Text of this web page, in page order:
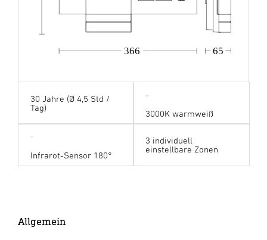
366 65
30 Jahre (Ø 4,5 Std /
Tag)
3000K warmweiß
Infrarot-Sensor 180°
3 individuell
einstellbare Zonen
Allgemein